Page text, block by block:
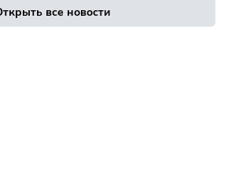
все новости